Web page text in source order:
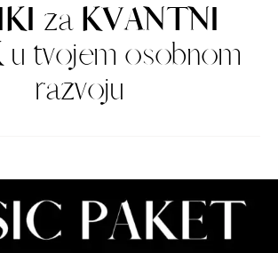
za KVANTNI
u tvojem osobnom
razvoju